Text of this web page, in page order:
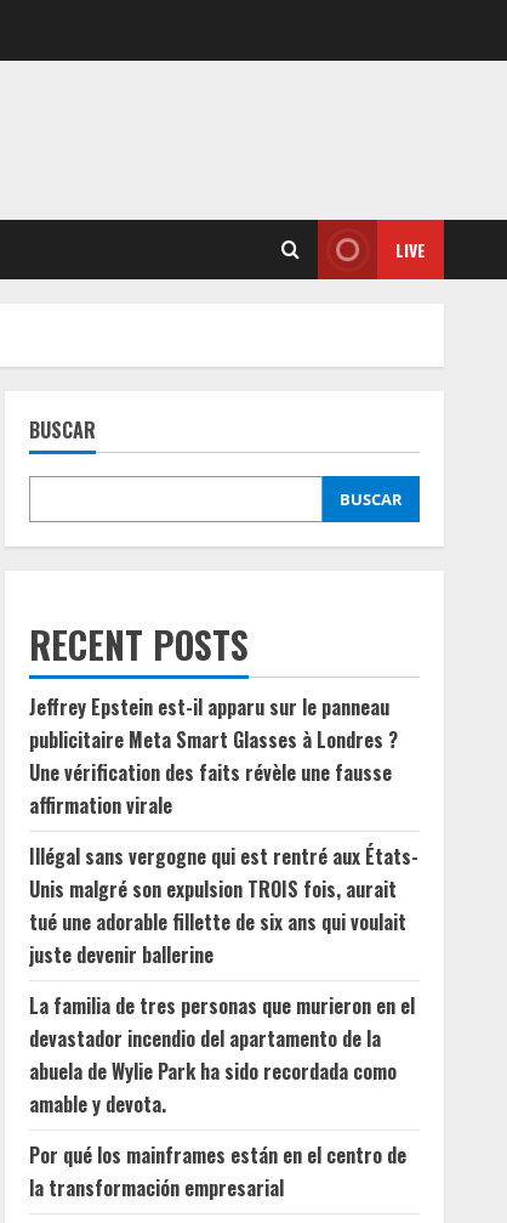
LIVE
BUSCAR
BUSCAR
RECENT POSTS
Jeffrey Epstein est-il apparu sur le panneau
publicitaire Meta Smart Glasses à Londres ?
Une vérification des faits révèle une fausse
affirmation virale
Illégal sans vergogne qui est rentré aux États-
Unis malgré son expulsion TROIS fois, aurait
tué une adorable fillette de six ans qui voulait
juste devenir ballerine
La familia de tres personas que murieron en el
devastador incendio del apartamento de la
abuela de Wylie Park ha sido recordada como
amable y devota.
Por qué los mainframes están en el centro de
la transformación empresarial